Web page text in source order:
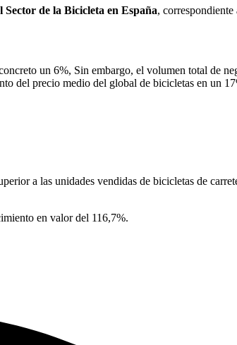
Sector de la Bicicleta en España, correspondiente
un 6%, Sin embargo, el volumen total de
del precio medio del global de bicicletas en un
a las unidades vendidas de bicicletas de
en valor del 116,7%.